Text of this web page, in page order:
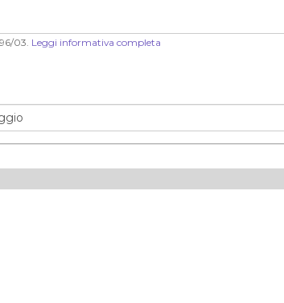
03. Leggi informativa completa